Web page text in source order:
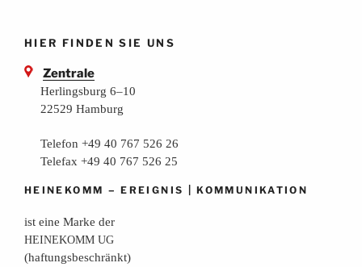
HIER FINDEN SIE UNS
Zentrale
Herlingsburg 6–10
22529 Hamburg
Telefon +49 40 767 526 26
Telefax +49 40 767 526 25
HEINEKOMM –EREIGNIS |KOMMUNIKATION
ist eine Mar­ke der
HEINEKOMM UG
(haf­tungs­be­schränkt)